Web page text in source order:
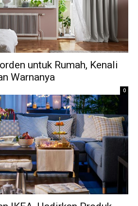
untuk Rumah, Kenali
Warnanya
0